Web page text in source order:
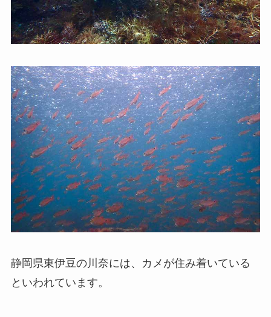
静岡県東伊豆の川奈には、カメが住み着いている
といわれています。